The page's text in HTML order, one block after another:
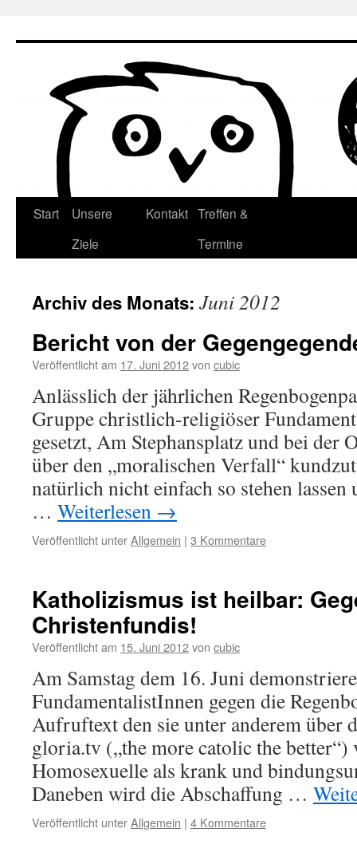
Start
Unsere
Ziele
Kontakt Treffen &
Termine
Archiv des Monats: Juni 2012
Bericht von der
Veröffentlicht am 17. Juni 2012von cubic
Anlässlich der jährlichen
Gruppe christlich-religiöser
gesetzt, Am Stephansplatz und bei der
über den „moralischen Verfall“
natürlich nicht einfach so stehen
… Weiterlesen →
Veröffentlicht unterAllgemein | 3 Kommentare
Katholizismus ist heilbar:
Christenfundis!
Veröffentlicht am 15. Juni 2012von cubic
Am Samstag dem 16. Juni
FundamentalistInnen gegen die
Aufruftext den sie unter anderem über
gloria.tv („the more catolic the better“)
Homosexuelle als krank und
Daneben wird die Abschaffung …
Veröffentlicht unterAllgemein | 4 Kommentare